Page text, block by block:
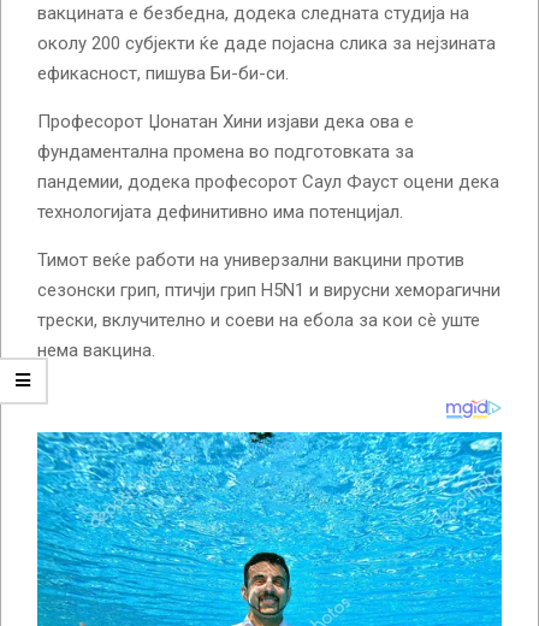
вакцината е безбедна, додека следната студија на
околу 200 субјекти ќе даде појасна слика за нејзината
ефикасност, пишува Би-би-си.
Професорот Џонатан Хини изјави дека ова е
фундаментална промена во подготовката за
пандемии, додека професорот Саул Фауст оцени дека
технологијата дефинитивно има потенцијал.
Тимот веќе работи на универзални вакцини против
сезонски грип, птичји грип H5N1 и вирусни хеморагични
трески, вклучително и соеви на ебола за кои сè уште
нема вакцина.